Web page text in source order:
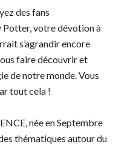
des fans
votre dévotion à
s’agrandir encore
faire découvrir et
de notre monde. Vous
tout cela !
née en Septembre
thématiques autour du